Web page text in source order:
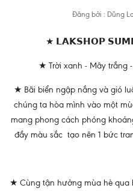
Đăng bởi : Dũng
★ 𝗟𝗔𝗞𝗦𝗛𝗢𝗣
★ Trời xanh - Mây trắng
★ Bãi biển ngập nắng và gió
chúng ta hòa mình vào một
mang phong cách phóng
đầy màu sắc tạo nên 1 bức
★ Cùng tận hưởng mùa hè qua